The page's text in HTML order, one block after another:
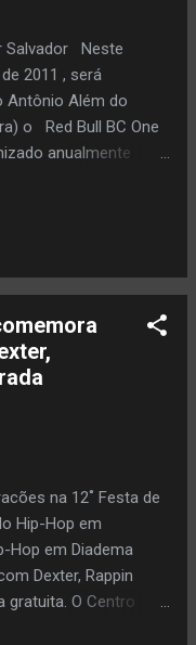
Salvador Neste
2011 , será
Antônio Além do
o Red Bull BC One
anualmente
Em Salvador, será
que definirá o
a final mundial,
em Salvador
da América
Os portões
pessoa. O evento
é de até 500
os b-boys 2U
(Colômbia), Dan
Curitiba ), Denis
São Paulo ), D....
na 12˚ Festa de
Hip-Hop em
Hop em Diadema
Dexter, Rappin
gratuita. O Centro